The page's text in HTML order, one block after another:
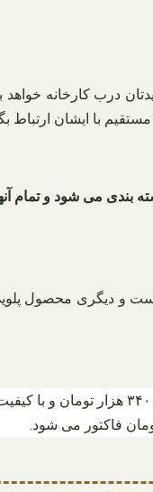
درب کارخانه
با ایشان ارتباط
بندی می شود و
و دیگری محصول